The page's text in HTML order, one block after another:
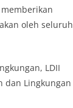
oleh seluruh
LDII
dan Lingkungan